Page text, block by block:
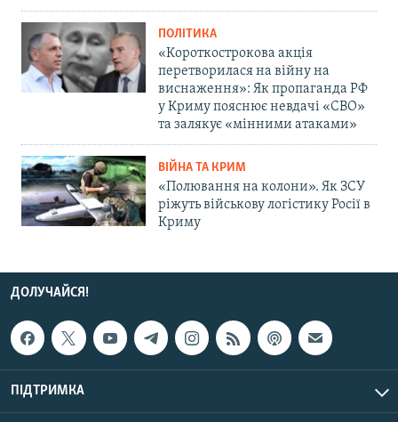
ПОЛІТИКА
«Короткострокова акція
перетворилася на війну на
виснаження»: Як пропаганда РФ
у Криму пояснює невдачі «СВО»
та залякує «мінними атаками»
ВІЙНА ТА КРИМ
«Полювання на колони». Як ЗСУ
ріжуть військову логістику Росії в
Криму
ДОЛУЧАЙСЯ!
ПІДТРИМКА